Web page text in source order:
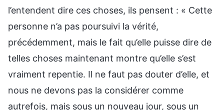
l’entendent dire ces choses, ils pensent : « Cette
personne n’a pas poursuivi la vérité,
précédemment, mais le fait qu’elle puisse dire de
telles choses maintenant montre qu’elle s’est
vraiment repentie. Il ne faut pas douter d’elle, et
nous ne devons pas la considérer comme
autrefois, mais sous un nouveau jour, sous un